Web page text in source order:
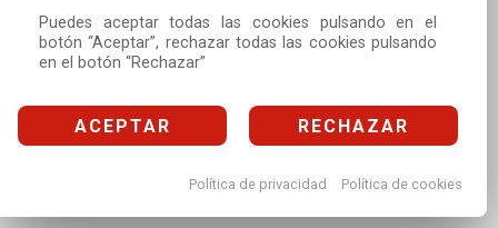
Puedes aceptar todas las cookies pulsando en el
botón “Aceptar”, rechazar todas las cookies pulsando
en el botón “Rechazar”
ACEPTAR RECHAZAR
Política de privacidad Política de cookies